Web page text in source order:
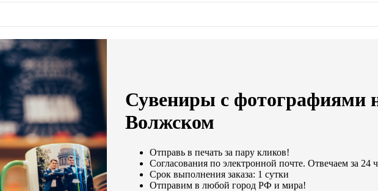
Сувениры с фотографиями
Волжском
Отправь в печать за пару кликов!
Согласования по электронной почте. Отвечаем за 24
Срок выполнения заказа: 1 сутки
Отправим в любой город РФ и мира!